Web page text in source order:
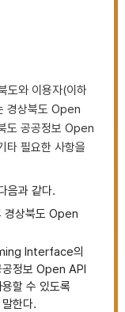
도와 이용자(이하
경상북도 Open
도 공공정보 Open
타 필요한 사항을
음과 같다.
경상북도 Open
Interface의
공정보 Open API
할 수 있도록
한다.